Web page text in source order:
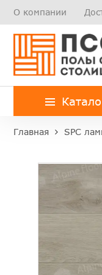
О компании
Главная SPC